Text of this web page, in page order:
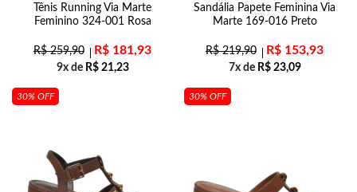
Tênis Running Via Marte
Feminino 324-001 Rosa
R$259,90 R$ 181,93
9x de R$21,23
Sandália Papete Feminina Via
Marte 169-016 Preto
R$219,90 R$ 153,93
7x de R$23,09
30% OFF 30% OFF